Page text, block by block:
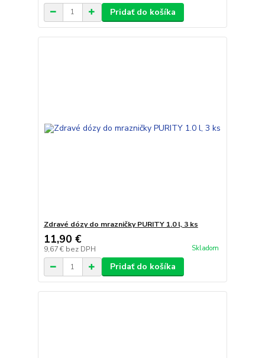
Pridať do košíka
Zdravé dózy do mrazničky PURITY 1.0 l, 3 ks
11,90 €
9,67 € bez DPH Skladom
Pridať do košíka